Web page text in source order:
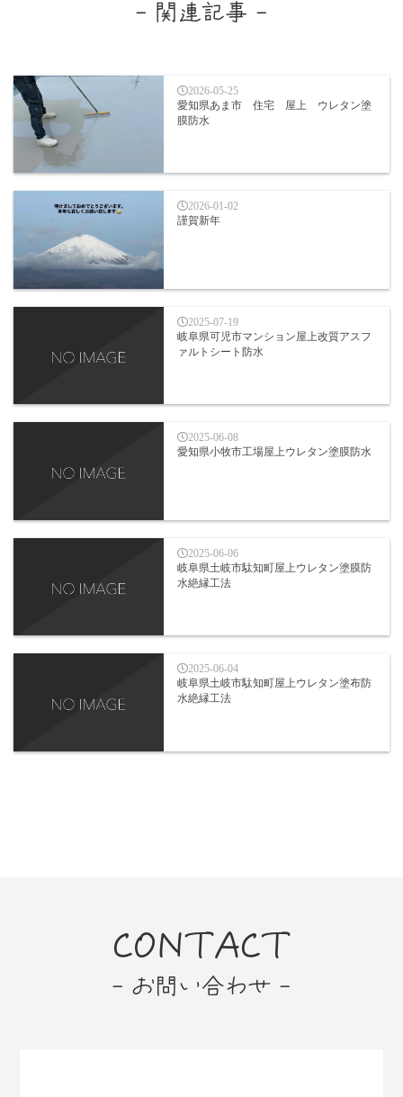
- 関連記事 -
2026-05-25
愛知県あま市 住宅 屋上 ウレタン塗
膜防水
2026-01-02
謹賀新年
2025-07-19
岐阜県可児市マンション屋上改質アスフ
ァルトシート防水
2025-06-08
愛知県小牧市工場屋上ウレタン塗膜防水
2025-06-06
岐阜県土岐市駄知町屋上ウレタン塗膜防
水絶縁工法
2025-06-04
岐阜県土岐市駄知町屋上ウレタン塗布防
水絶縁工法
CONTACT
- お問い合わせ -